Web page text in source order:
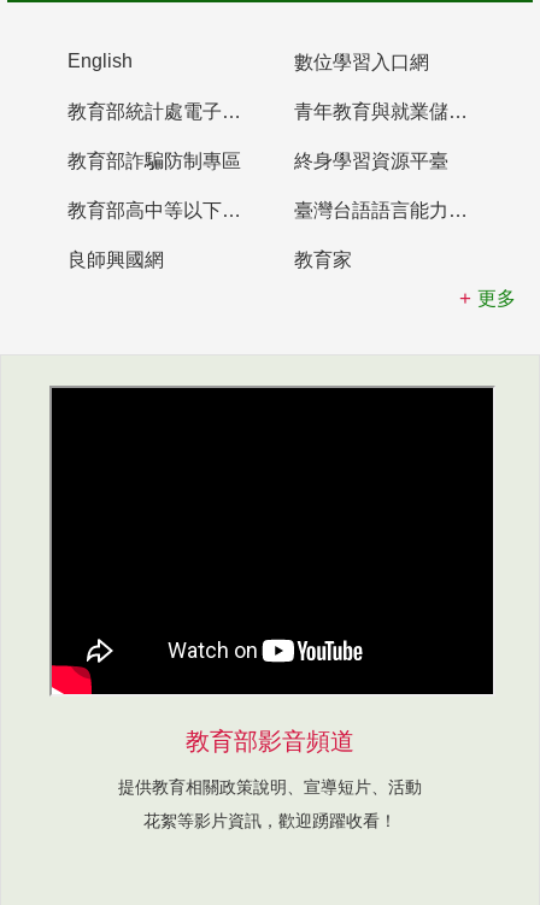
English 數位學習入口網
教育部統計處電子書櫃 青年教育與就業儲蓄帳戶
教育部詐騙防制專區 終身學習資源平臺
教育部高中等以下學校及幼兒園教師資格檢定考試 臺灣台語語言能力認證網站
良師興國網
教育家
更多
教育部影音頻道
提供教育相關政策說明、宣導短片、活動
花絮等影片資訊，歡迎踴躍收看！